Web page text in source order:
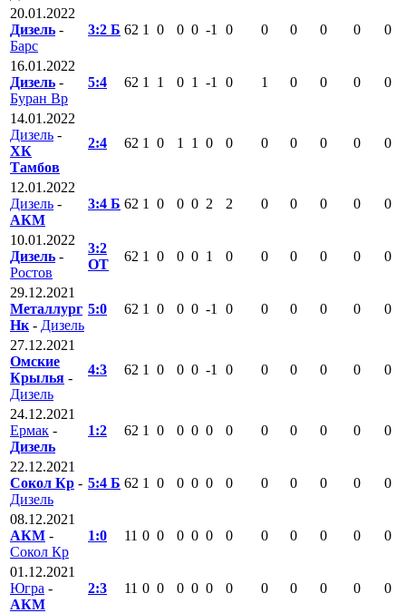
20.01.2022
Дизель -
Барс
3:2 Б 62 1 0 0 0 -1 0 0 0 0 0 0
16.01.2022
Дизель -
Буран Вр
5:4 62 1 1 0 1 -1 0 1 0 0 0 0
14.01.2022
Дизель -
ХК
Тамбов
2:4 62 1 0 1 1 0 0 0 0 0 0 0
12.01.2022
Дизель -
АКМ
3:4 Б 62 1 0 0 0 2 2 0 0 0 0 0
10.01.2022
Дизель -
Ростов
3:2
ОТ
62 1 0 0 0 1 0 0 0 0 0 0
29.12.2021
Металлург
Нк - Дизель
5:0 62 1 0 0 0 -1 0 0 0 0 0 0
27.12.2021
Омские
Крылья -
Дизель
4:3 62 1 0 0 0 -1 0 0 0 0 0 0
24.12.2021
Ермак -
Дизель
1:2 62 1 0 0 0 0 0 0 0 0 0 0
22.12.2021
Сокол Кр -
Дизель
5:4 Б 62 1 0 0 0 0 0 0 0 0 0 0
08.12.2021
АКМ -
Сокол Кр
1:0 11 0 0 0 0 0 0 0 0 0 0 0
01.12.2021
Югра -
АКМ
2:3 11 0 0 0 0 0 0 0 0 0 0 0